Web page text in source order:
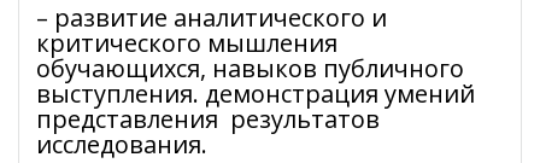
– развитие аналитического и
критического мышления
обучающихся, навыков публичного
выступления. демонстрация умений
представления результатов
исследования.